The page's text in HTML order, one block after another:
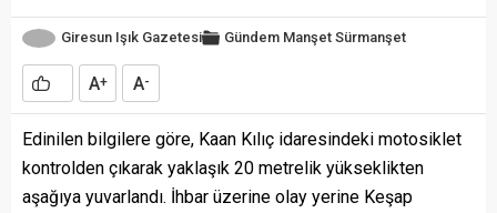
Giresun Işık Gazetesi Gündem Manşet Sürmanşet
A+ A-
Edinilen bilgilere göre, Kaan Kılıç idaresindeki motosiklet
kontrolden çıkarak yaklaşık 20 metrelik yükseklikten
aşağıya yuvarlandı. İhbar üzerine olay yerine Keşap